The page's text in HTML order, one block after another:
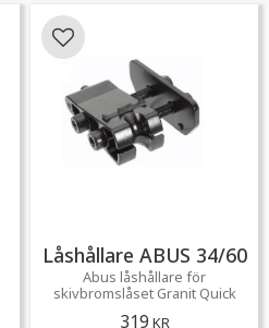
Låshållare ABUS 34/60
Abus låshållare för
skivbromslåset Granit Quick
319 KR
Lägg till i favoriter